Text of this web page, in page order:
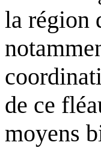
la région
de ce
moyens